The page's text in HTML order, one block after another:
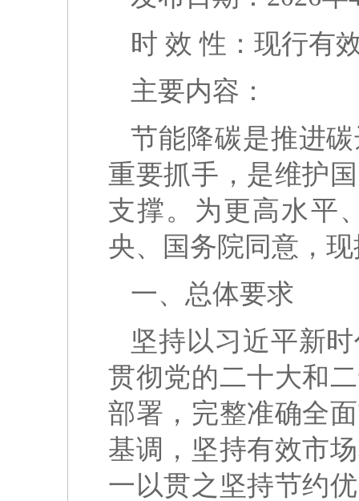
时 效 性：现行有
主要内容：
节能降碳是推进
重要抓手，是维护
支撑。为更高水平
央、国务院同意，
一、总体要求
坚持以习近平新
贯彻党的二十大和
部署，完整准确全
基调，坚持有效市
一以贯之坚持节约